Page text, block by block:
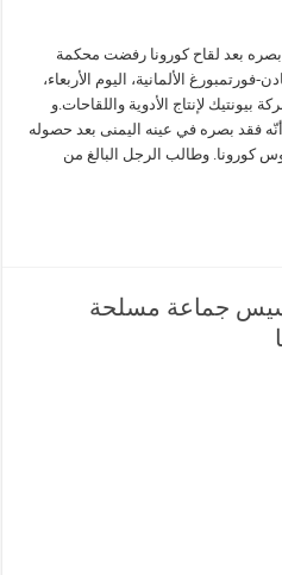
بعد لقاح كورونا رفضت محكمة
فورتمبورغ الألمانية، اليوم الأربعاء،
لإنتاج الأدوية واللقاحات.و
فقد بصره في عينه اليمنى بعد حصوله
كورونا. وطالب الرجل البالغ من
جماعة مسلحة